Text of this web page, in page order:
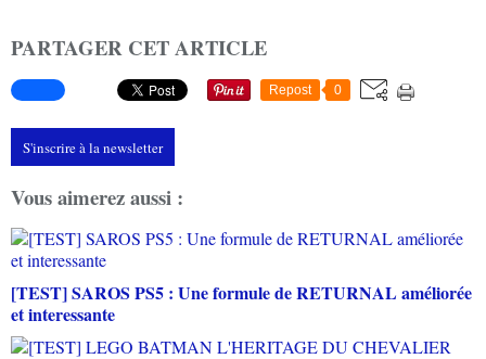
PARTAGER CET ARTICLE
Repost 0
S'inscrire à la newsletter
Vous aimerez aussi :
[TEST] SAROS PS5 : Une formule de RETURNAL améliorée
et interessante